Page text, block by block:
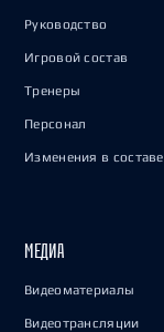
Руководство
Игровой состав
Тренеры
Персонал
Изменения в составе
МЕДИА
Видеоматериалы
Видеотрансляции